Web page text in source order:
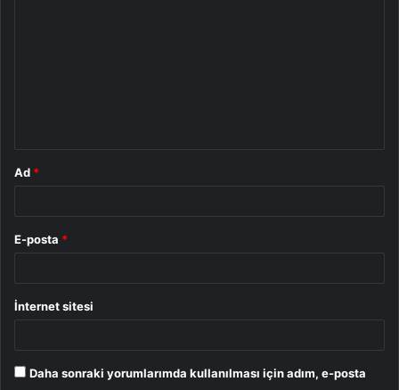
Ad *
E-posta *
İnternet sitesi
Daha sonraki yorumlarımda kullanılması için adım, e-posta